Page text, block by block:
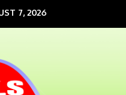
7, 2026